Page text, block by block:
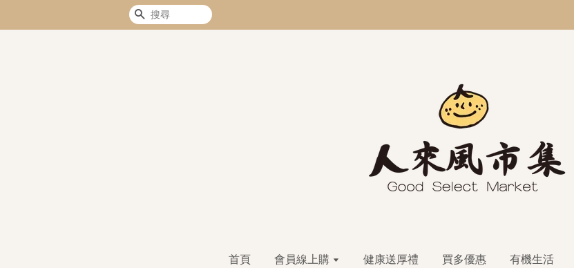
搜尋
首頁 會員線上購 健康送厚禮 買多優惠 有機生活